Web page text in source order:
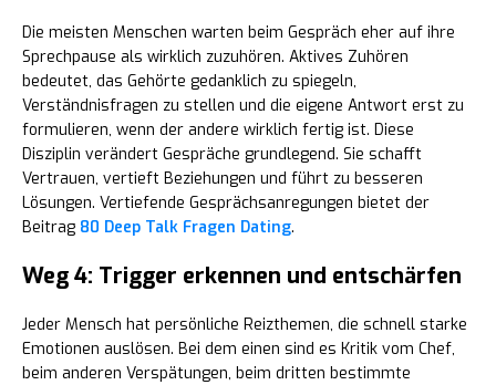
Die meisten Menschen warten beim Gespräch eher auf ihre
Sprechpause als wirklich zuzuhören. Aktives Zuhören
bedeutet, das Gehörte gedanklich zu spiegeln,
Verständnisfragen zu stellen und die eigene Antwort erst zu
formulieren, wenn der andere wirklich fertig ist. Diese
Disziplin verändert Gespräche grundlegend. Sie schafft
Vertrauen, vertieft Beziehungen und führt zu besseren
Lösungen. Vertiefende Gesprächsanregungen bietet der
Beitrag 80 Deep Talk Fragen Dating.
Weg 4: Trigger erkennen und entschärfen
Jeder Mensch hat persönliche Reizthemen, die schnell starke
Emotionen auslösen. Bei dem einen sind es Kritik vom Chef,
beim anderen Verspätungen, beim dritten bestimmte